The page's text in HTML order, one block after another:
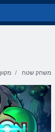
משחקי MMORPG מקוון משחק שטח